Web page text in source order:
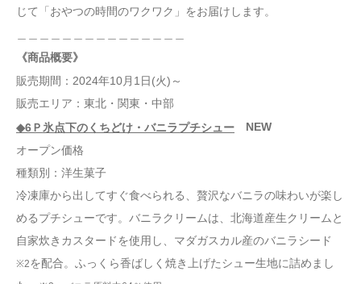
じて「おやつの時間のワクワク」をお届けします。
《商品概要》
販売期間：2024年10月1日(火)～
販売エリア：東北・関東・中部
◆6Ｐ氷点下のくちどけ・バニラプチシュー NEW
オープン価格
種類別：洋生菓子
冷凍庫から出してすぐ食べられる、贅沢なバニラの味わいが楽し
めるプチシューです。バニラクリームは、北海道産生クリームと
自家炊きカスタードを使用し、マダガスカル産のバニラシード
※2を配合。ふっくら香ばしく焼き上げたシュー生地に詰めまし